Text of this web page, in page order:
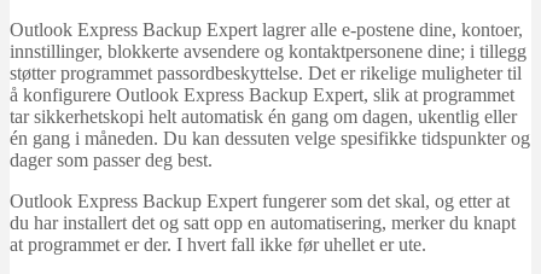
Outlook Express Backup Expert lagrer alle e-postene dine, kontoer,
innstillinger, blokkerte avsendere og kontaktpersonene dine; i tillegg
støtter programmet passordbeskyttelse. Det er rikelige muligheter til
å konfigurere Outlook Express Backup Expert, slik at programmet
tar sikkerhetskopi helt automatisk én gang om dagen, ukentlig eller
én gang i måneden. Du kan dessuten velge spesifikke tidspunkter og
dager som passer deg best.
Outlook Express Backup Expert fungerer som det skal, og etter at
du har installert det og satt opp en automatisering, merker du knapt
at programmet er der. I hvert fall ikke før uhellet er ute.